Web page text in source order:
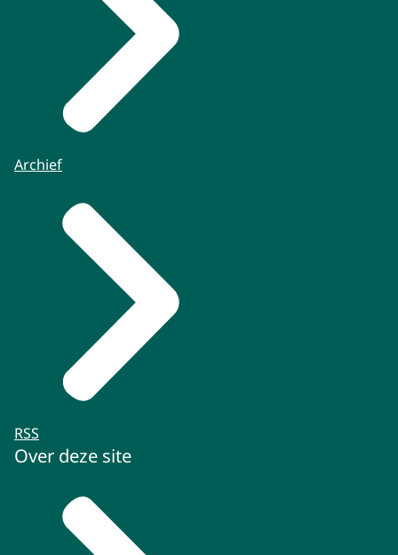
Archief
RSS
Over deze site